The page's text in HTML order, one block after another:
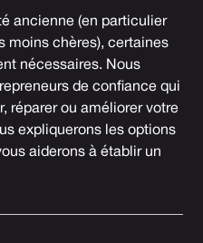
ancienne (en particulier
moins chères), certaines
nécessaires. Nous
de confiance qui
réparer ou améliorer votre
expliquerons les options
aiderons à établir un